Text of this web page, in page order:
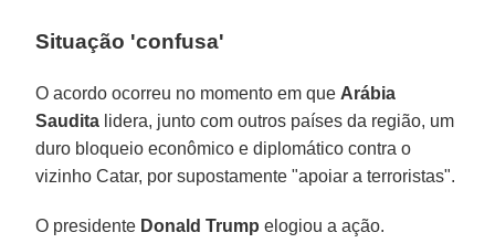
Situação 'confusa'
O acordo ocorreu no momento em que Arábia
Saudita lidera, junto com outros países da região, um
duro bloqueio econômico e diplomático contra o
vizinho Catar, por supostamente "apoiar a terroristas".
O presidente Donald Trump elogiou a ação.